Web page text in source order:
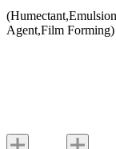
Agent,Film Forming)